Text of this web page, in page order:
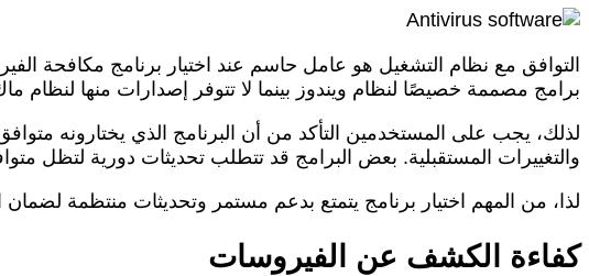
التوافق مع نظام التشغيل هو عامل حاسم عند اختيار برنامج مكافحة
برامج مصممة خصيصًا لنظام ويندوز بينما لا تتوفر إصدارات منها لنظام
لذلك، يجب على المستخدمين التأكد من أن البرنامج الذي يختارونه
والتغييرات المستقبلية. بعض البرامج قد تتطلب تحديثات دورية لتظل
لذا، من المهم اختيار برنامج يتمتع بدعم مستمر وتحديثات منتظمة لضمان
كفاءة الكشف عن الفيروسات